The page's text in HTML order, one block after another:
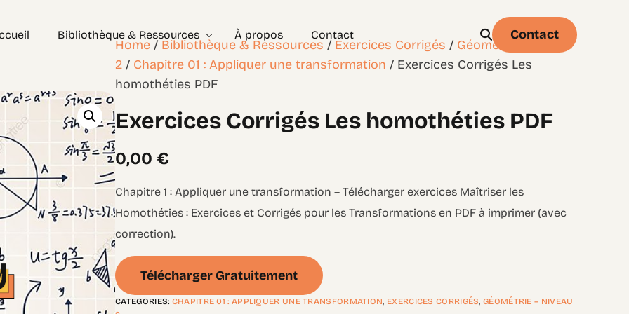
Bibliothèque & Ressources
Exercices Corrigés
– les bases Géométrie – Niveau 2 Physique Statistique & probabilités – Niveau 1
À propos Contact Contact
Home / Bibliothèque & Ressources / Exercices Corrigés / Géométrie – Niveau
2 / Chapitre 01 : Appliquer une transformation / Exercices Corrigés Les
homothéties PDF
Exercices Corrigés Les homothéties PDF
0,00€
Chapitre 1 : Appliquer une transformation – Télécharger exercices Maîtriser les
Homothéties : Exercices et Corrigés pour les Transformations en PDF à imprimer (avec
correction).
Télécharger Gratuitement
CATEGORIES: CHAPITRE 01 : APPLIQUER UNE TRANSFORMATION EXERCICES CORRIGÉS ,GÉOMÉTRIE – NIVEAU